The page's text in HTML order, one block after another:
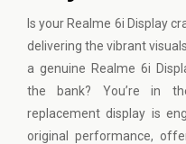
Is your Realme 6i Display
delivering the vibrant
a genuine Realme 6i
the bank? You’re in
replacement display is
original performance,